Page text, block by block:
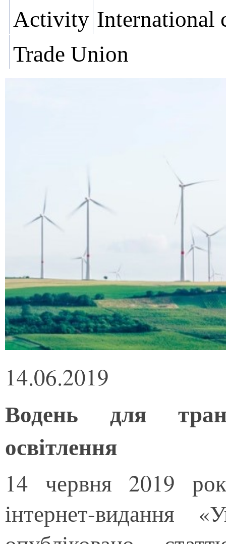
Activity International
Trade Union
14.06.2019
Водень для
освітлення
14 червня 2019
інтернет-видання